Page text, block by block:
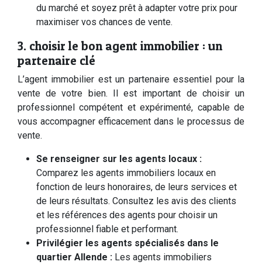
du marché et soyez prêt à adapter votre prix pour
maximiser vos chances de vente.
3. choisir le bon agent immobilier : un
partenaire clé
L’agent immobilier est un partenaire essentiel pour la
vente de votre bien. Il est important de choisir un
professionnel compétent et expérimenté, capable de
vous accompagner efficacement dans le processus de
vente.
Se renseigner sur les agents locaux :
Comparez les agents immobiliers locaux en
fonction de leurs honoraires, de leurs services et
de leurs résultats. Consultez les avis des clients
et les références des agents pour choisir un
professionnel fiable et performant.
Privilégier les agents spécialisés dans le
quartier Allende : Les agents immobiliers